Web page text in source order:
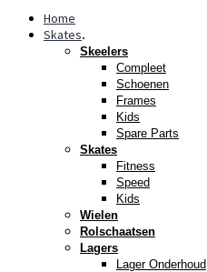
Home
Skates.
Skeelers
Compleet
Schoenen
Frames
Kids
Spare Parts
Skates
Fitness
Speed
Kids
Wielen
Rolschaatsen
Lagers
Lager Onderhoud